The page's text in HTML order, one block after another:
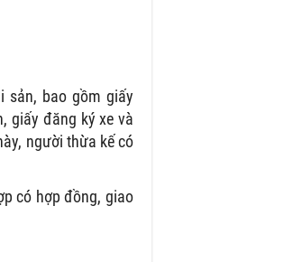
sản, bao gồm giấy
giấy đăng ký xe và
người thừa kế có
có hợp đồng, giao